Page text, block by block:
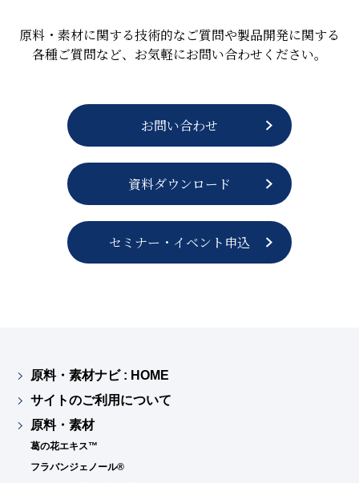
原料・素材に関する技術的なご質問や製品開発に関する
各種ご質問など、お気軽にお問い合わせください。
お問い合わせ
資料ダウンロード
セミナー・イベント申込
原料・素材ナビ : HOME
サイトのご利用について
原料・素材
葛の花エキス™
フラバンジェノール®